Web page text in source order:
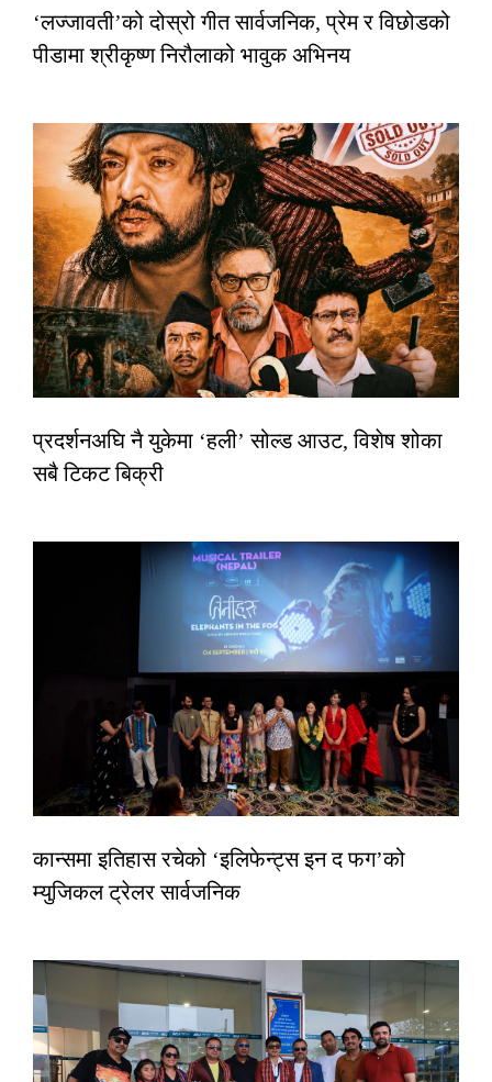
‘लज्जावती’को दोस्रो गीत सार्वजनिक, प्रेम र विछोडको
पीडामा श्रीकृष्ण निरौलाको भावुक अभिनय
प्रदर्शनअघि नै युकेमा ‘हली’ सोल्ड आउट, विशेष शोका
सबै टिकट बिक्री
कान्समा इतिहास रचेको ‘इलिफेन्ट्स इन द फग’को
म्युजिकल ट्रेलर सार्वजनिक